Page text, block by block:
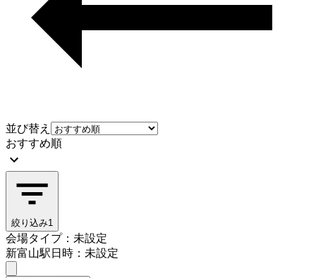
並び替え
おすすめ順
絞り込み1
会場タイプ：未設定
新富山駅日時：未設定